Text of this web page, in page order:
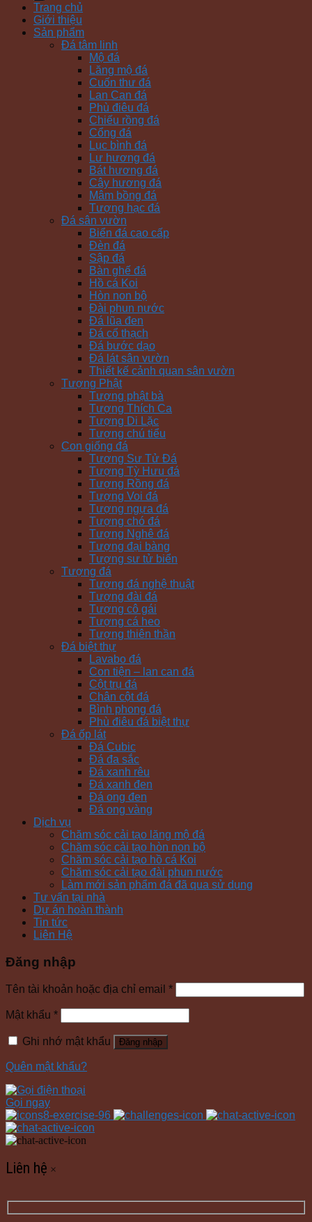
Trang chủ
Giới thiệu
Sản phẩm
Đá tâm linh
Mộ đá
Lăng mộ đá
Cuốn thư đá
Lan Can đá
Phù điêu đá
Chiếu rồng đá
Cổng đá
Lục bình đá
Lư hương đá
Bát hương đá
Cây hương đá
Mâm bồng đá
Tượng hạc đá
Đá sân vườn
Biển đá cao cấp
Đèn đá
Sập đá
Bàn ghế đá
Hồ cá Koi
Hòn non bộ
Đài phun nước
Đá lũa đen
Đá cổ thạch
Đá bước dạo
Đá lát sân vườn
Thiết kế cảnh quan sân vườn
Tượng Phật
Tượng phật bà
Tượng Thích Ca
Tượng Di Lặc
Tượng chú tiểu
Con giống đá
Tượng Sư Tử Đá
Tượng Tỳ Hưu đá
Tượng Rồng đá
Tượng Voi đá
Tượng ngựa đá
Tượng chó đá
Tượng Nghê đá
Tượng đại bàng
Tượng sư tử biển
Tượng đá
Tượng đá nghệ thuật
Tượng đài đá
Tượng cô gái
Tượng cá heo
Tượng thiên thần
Đá biệt thự
Lavabo đá
Con tiện – lan can đá
Cột trụ đá
Chân cột đá
Bình phong đá
Phù điêu đá biệt thự
Đá ốp lát
Đá Cubic
Đá đa sắc
Đá xanh rêu
Đá xanh đen
Đá ong đen
Đá ong vàng
Dịch vụ
Chăm sóc cải tạo lăng mộ đá
Chăm sóc cải tạo hòn non bộ
Chăm sóc cải tạo hồ cá Koi
Chăm sóc cải tạo đài phun nước
Làm mới sản phẩm đá đã qua sử dụng
Tư vấn tại nhà
Dự án hoàn thành
Tin tức
Liên Hệ
Đăng nhập
Tên tài khoản hoặc địa chỉ email *
Mật khẩu *
Ghi nhớ mật khẩu Đăng nhập
Quên mật khẩu?
Gọi ngay
Liên hệ ×